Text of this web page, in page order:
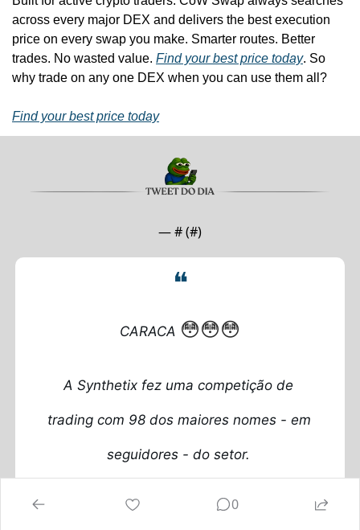
across every major DEX and delivers the best execution
price on every swap you make. Smarter routes. Better
trades. No wasted value. Find your best price today. So
why trade on any one DEX when you can use them all?
Find your best price today
— # (#)
❝
CARACA 😳😳😳
A Synthetix fez uma competição de
trading com 98 dos maiores nomes - em
seguidores - do setor.
Em 31 dias: 0